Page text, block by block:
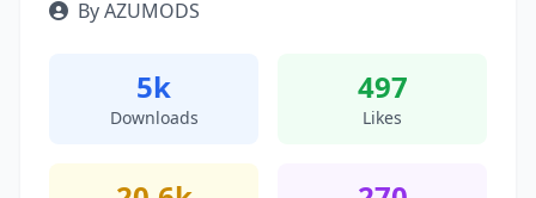
By AZUMODS
5k
Downloads
497
Likes